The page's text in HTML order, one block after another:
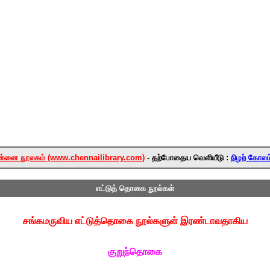
நூலகம் (www.chennailibrary.com) - தற்போதைய வெளியீடு : நிழற்
எட்டுத் தொகை நூல்கள்
சங்கமருவிய எட்டுத்தொகை நூல்களுள் இரண்டாவதாகிய
குறுந்தொகை